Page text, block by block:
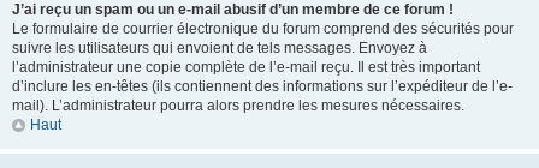
J’ai reçu un spam ou un e-mail abusif d’un membre de ce forum !
Le formulaire de courrier électronique du forum comprend des sécurités pour
suivre les utilisateurs qui envoient de tels messages. Envoyez à
l’administrateur une copie complète de l’e-mail reçu. Il est très important
d’inclure les en-têtes (ils contiennent des informations sur l’expéditeur de l’e-
mail). L’administrateur pourra alors prendre les mesures nécessaires.
Haut